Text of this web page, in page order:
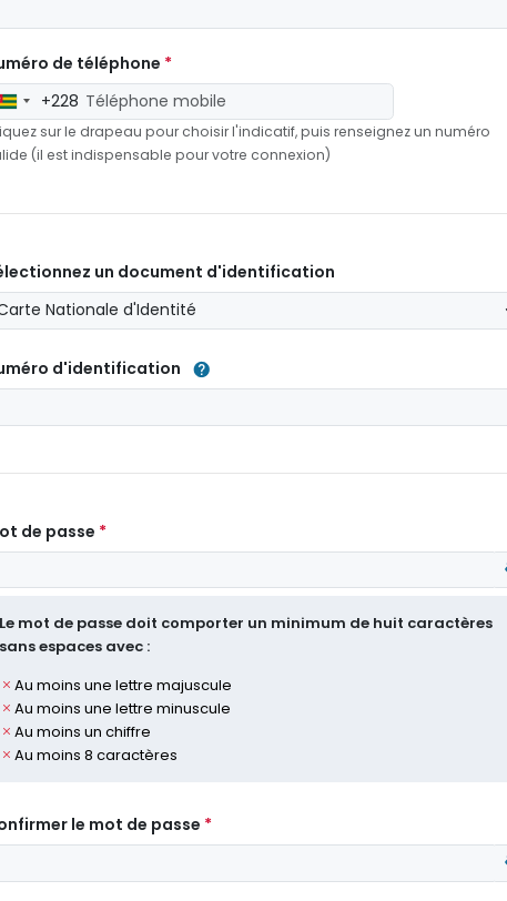
de téléphone
Togo
+228
+228
sur le drapeau pour choisir l'indicatif, puis renseignez un numéro
(il est indispensable pour votre connexion)
un document d'identification
d'identification
de passe
Le mot de passe doit comporter un minimum de huit caractères
sans espaces avec :
Au moins une lettre majuscule
Au moins une lettre minuscule
Au moins un chiffre
Au moins 8 caractères
le mot de passe